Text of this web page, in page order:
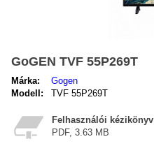
GoGEN TVF 55P269T
Márka:
Gogen
Modell:
TVF 55P269T
Felhasználói kézikönyv
PDF, 3.63 MB